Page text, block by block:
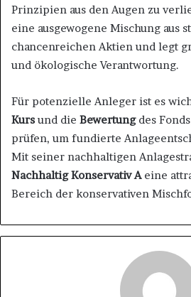
Prinzipien aus den Augen zu
eine ausgewogene Mischung aus
chancenreichen Aktien und legt
und ökologische Verantwortung.
Für potenzielle Anleger ist es
Kurs und die Bewertungdes
prüfen, um fundierte
Mit seiner nachhaltigen
Nachhaltig Konservativ Aeine
Bereich der konservativen